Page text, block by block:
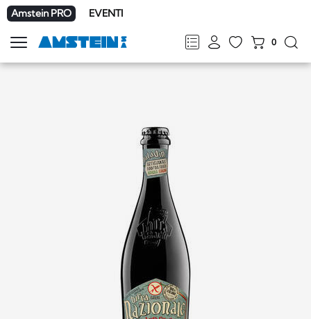
Amstein PRO EVENTI
FRDEENIT
0
Mostra
la